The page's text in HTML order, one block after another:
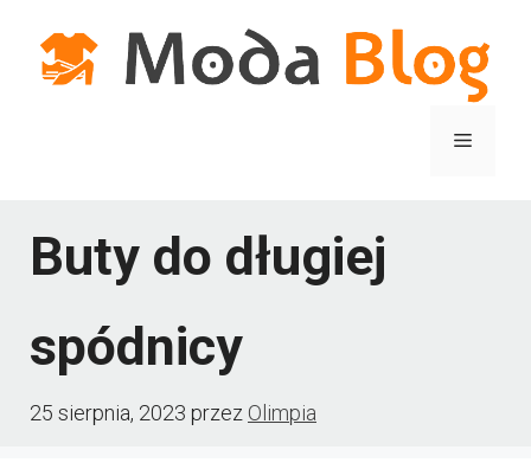
Menu
Buty do długiej
spódnicy
25 sierpnia, 2023 przez Olimpia